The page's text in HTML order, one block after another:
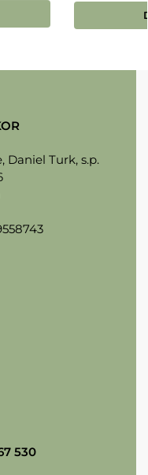
Daniel Turk, s.p.
530